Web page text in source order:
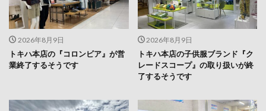
2026年8月9日
トキハ本店の『コロンビア』が営
業終了するそうです
2026年8月9日
トキハ本店の子供服ブランド『ク
レードスコープ』の取り扱いが終
了するそうです